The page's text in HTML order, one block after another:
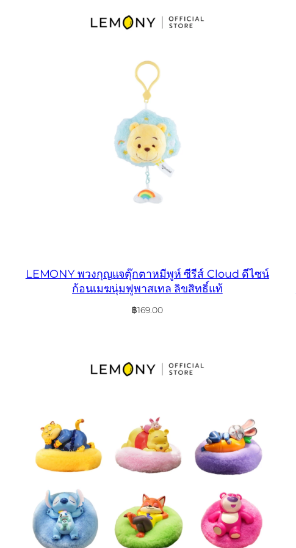
LEMONY พวงกุญแจตุ๊กตาหมีพูห์ ซีรีส์ Cloud ดีไซน์
ก้อนเมฆนุ่มฟูพาสเทล ลิขสิทธิ์แท้
฿169.00